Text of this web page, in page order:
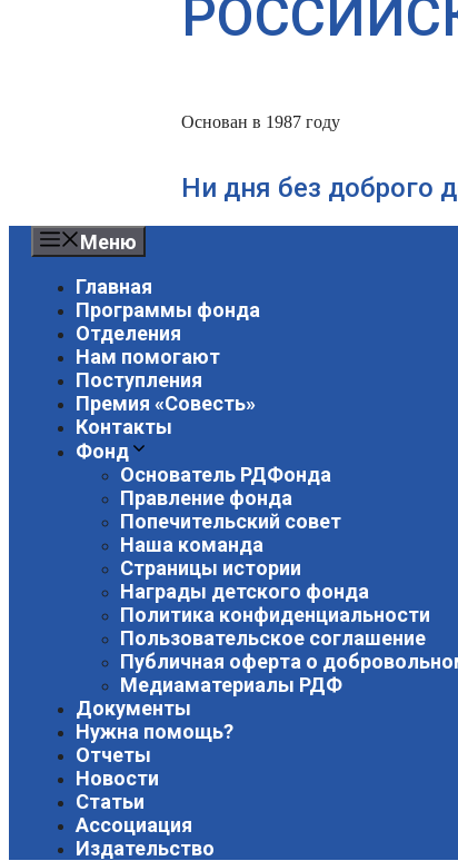
Основан в 1987 году
Ни дня без доброго
Меню
Главная
Программы фонда
Отделения
Нам помогают
Поступления
Премия «Совесть»
Контакты
Фонд
Основатель РДФонда
Правление фонда
Попечительский совет
Наша команда
Страницы истории
Награды детского фонда
Политика конфиденциальности
Пользовательское соглашение
Публичная оферта о
Медиаматериалы РДФ
Документы
Нужна помощь?
Отчеты
Новости
Статьи
Ассоциация
Издательство